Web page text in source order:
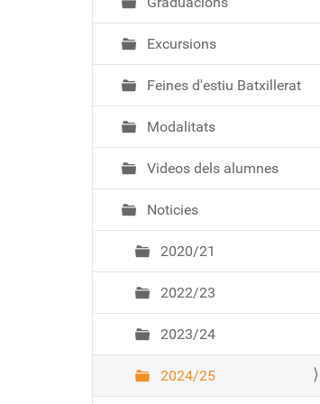
Excursions
Feines d'estiu Batxillerat
Modalitats
Videos dels alumnes
Noticies
2020/21
2022/23
2023/24
2024/25